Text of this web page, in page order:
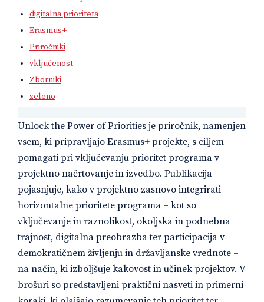
digitalna prioriteta
Erasmus+
Priročniki
vključenost
Zborniki
zeleno
Unlock the Power of Priorities je priročnik, namenjen
vsem, ki pripravljajo Erasmus+ projekte, s ciljem
pomagati pri vključevanju prioritet programa v
projektno načrtovanje in izvedbo. Publikacija
pojasnjuje, kako v projektno zasnovo integrirati
horizontalne prioritete programa – kot so
vključevanje in raznolikost, okoljska in podnebna
trajnost, digitalna preobrazba ter participacija v
demokratičnem življenju in državljanske vrednote –
na način, ki izboljšuje kakovost in učinek projektov. V
brošuri so predstavljeni praktični nasveti in primerni